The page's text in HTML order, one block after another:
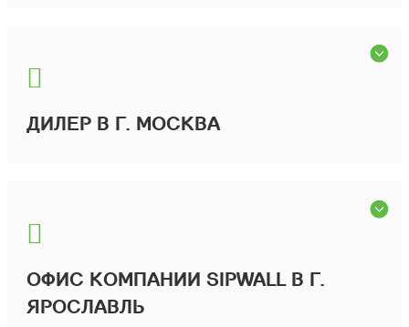
ДИЛЕР В Г. МОСКВА
ОФИС КОМПАНИИ SIPWALL В Г.
ЯРОСЛАВЛЬ